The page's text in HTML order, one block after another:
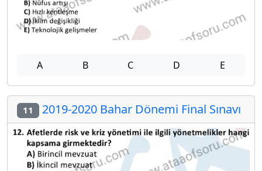
A B C D E
11 2019-2020 Bahar Dönemi Final Sınavı